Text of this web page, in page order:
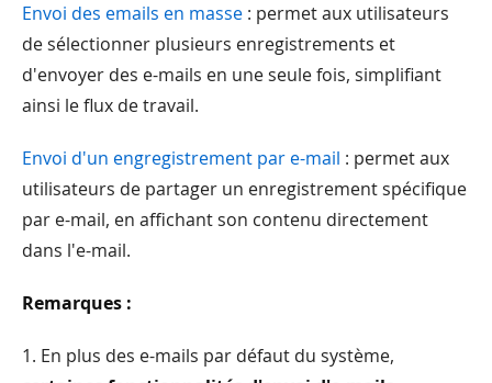
Envoi des emails en masse : permet aux utilisateurs
de sélectionner plusieurs enregistrements et
d'envoyer des e-mails en une seule fois, simplifiant
ainsi le flux de travail.
Envoi d'un engregistrement par e-mail : permet aux
utilisateurs de partager un enregistrement spécifique
par e-mail, en affichant son contenu directement
dans l'e-mail.
Remarques :
1. En plus des e-mails par défaut du système,